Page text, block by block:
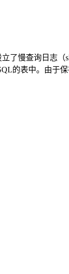
了慢查询日志（
的表中。由于